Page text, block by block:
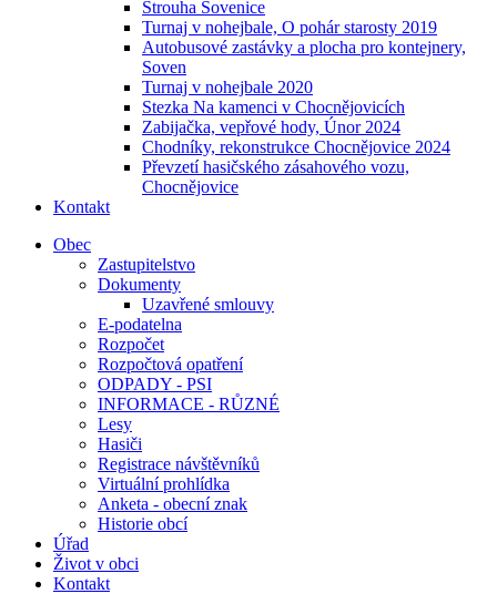
Strouha Sovenice
Turnaj v nohejbale, O pohár starosty 2019
Autobusové zastávky a plocha pro kontejnery,
Soven
Turnaj v nohejbale 2020
Stezka Na kamenci v Chocnějovicích
Zabijačka, vepřové hody, Únor 2024
Chodníky, rekonstrukce Chocnějovice 2024
Převzetí hasičského zásahového vozu,
Chocnějovice
Kontakt
Obec
Zastupitelstvo
Dokumenty
Uzavřené smlouvy
E-podatelna
Rozpočet
Rozpočtová opatření
ODPADY - PSI
INFORMACE - RŮZNÉ
Lesy
Hasiči
Registrace návštěvníků
Virtuální prohlídka
Anketa - obecní znak
Historie obcí
Úřad
Život v obci
Kontakt